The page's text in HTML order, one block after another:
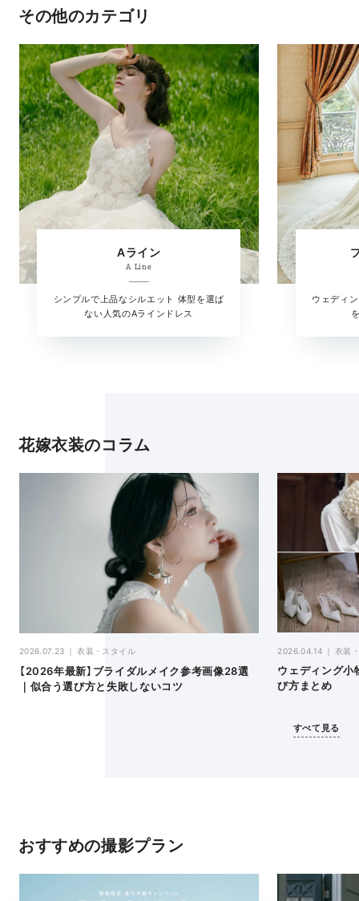
その他のカテゴリ
Aライン
A Line
シンプルで上品なシルエット 体型を選ば
ない人気のAラインドレス
ウェディ
花嫁衣装のコラム
2026.07.23 衣装・スタイル
【2026年最新】ブライダルメイク参考画像28選
｜似合う選び方と失敗しないコツ
2026.04.14 衣装
ウェディング小
び方まとめ
すべて見る
おすすめの撮影プラン